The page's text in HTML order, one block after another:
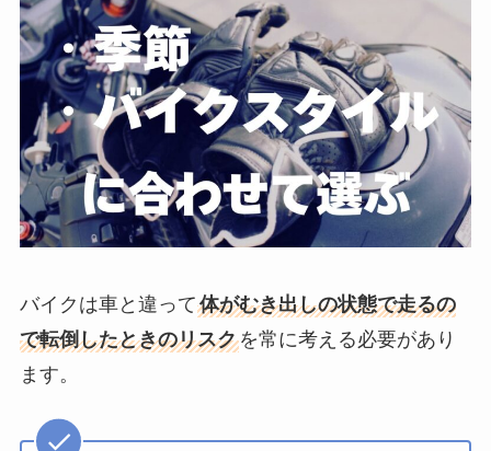
バイクは車と違って体がむき出しの状態で走るの
で転倒したときのリスクを常に考える必要があり
ます。